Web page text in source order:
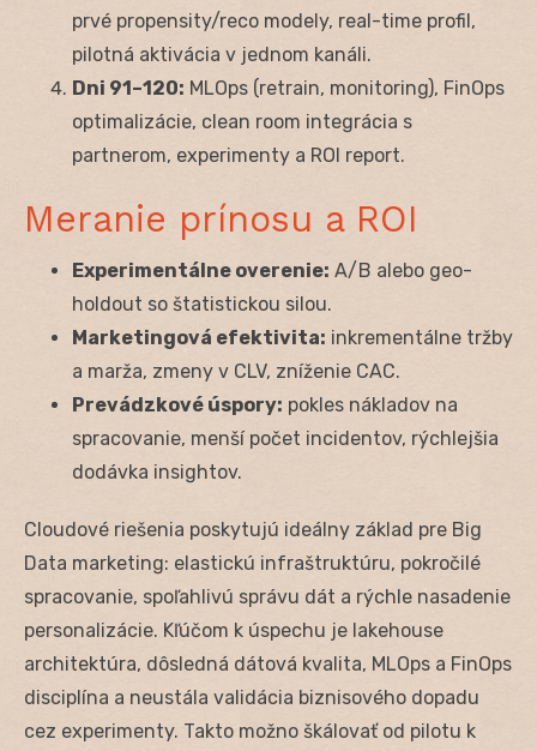
prvé propensity/reco modely, real-time profil,
pilotná aktivácia v jednom kanáli.
Dni 91–120: MLOps (retrain, monitoring), FinOps
optimalizácie, clean room integrácia s
partnerom, experimenty a ROI report.
Meranie prínosu a ROI
Experimentálne overenie: A/B alebo geo-
holdout so štatistickou silou.
Marketingová efektivita: inkrementálne tržby
a marža, zmeny v CLV, zníženie CAC.
Prevádzkové úspory: pokles nákladov na
spracovanie, menší počet incidentov, rýchlejšia
dodávka insightov.
Cloudové riešenia poskytujú ideálny základ pre Big
Data marketing: elastickú infraštruktúru, pokročilé
spracovanie, spoľahlivú správu dát a rýchle nasadenie
personalizácie. Kľúčom k úspechu je lakehouse
architektúra, dôsledná dátová kvalita, MLOps a FinOps
disciplína a neustála validácia biznisového dopadu
cez experimenty. Takto možno škálovať od pilotu k